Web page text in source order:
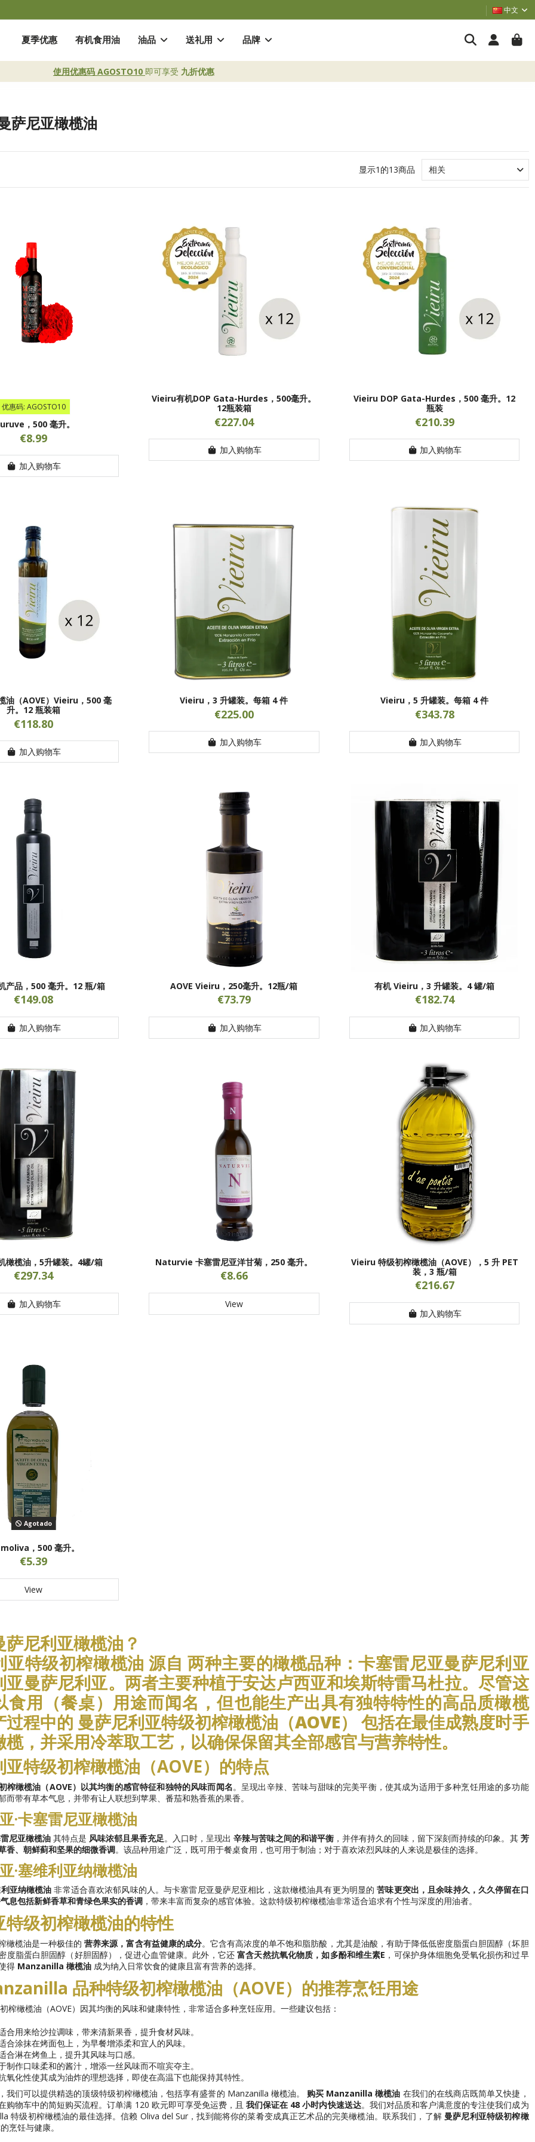
中文
夏季优惠 有机食用油 油品 送礼用 品牌
使用优惠码 AGOSTO10 即可享受 九折优惠
萨尼亚橄榄油
显示1的13商品
优惠码: AGOSTO10
，500 毫升。
€8.99
加入购物车
Vieiru有机DOP Gata-Hurdes，500毫升。
12瓶装箱
€227.04
加入购物车
Vieiru DOP Gata-Hurdes，500 毫升。12
瓶装
€210.39
加入购物车
油（AOVE）Vieiru，500 毫
升。12 瓶装箱
€118.80
加入购物车
Vieiru，3 升罐装。每箱 4 件
€225.00
加入购物车
Vieiru，5 升罐装。每箱 4 件
€343.78
加入购物车
产品，500 毫升。12 瓶/箱
€149.08
加入购物车
AOVE Vieiru，250毫升。12瓶/箱
€73.79
加入购物车
有机 Vieiru，3 升罐装。4 罐/箱
€182.74
加入购物车
橄榄油，5升罐装。4罐/箱
€297.34
加入购物车
Naturvie 卡塞雷尼亚洋甘菊，250 毫升。
€8.66
View
Vieiru 特级初榨橄榄油（AOVE），5 升 PET
装，3 瓶/箱
€216.67
加入购物车
Agotado
，500 毫升。
€5.39
View
尼利亚橄榄油？
亚特级初榨橄榄油 源自两种主要的橄榄品种：卡塞雷尼亚曼萨尼利亚
亚曼萨尼利亚。两者主要种植于安达卢西亚和埃斯特雷马杜拉。尽管这
食用（餐桌）用途而闻名，但也能生产出具有独特特性的高品质橄榄
过程中的 曼萨尼利亚特级初榨橄榄油（AOVE）
包括在最佳成熟度时手
，并采用冷萃取工艺，以确保保留其全部感官与营养特性。
亚特级初榨橄榄油（AOVE）的特点
榨橄榄油（AOVE）以其均衡的感官特征和独特的风味而闻名。呈现出辛辣、苦味与甜味的完美平衡，使其成为适用于多种烹饪用途的多功能
而带有草本气息，并带有让人联想到苹果、番茄和熟香蕉的果香。
·卡塞雷尼亚橄榄油
尼亚橄榄油其特点是 风味浓郁且果香充足。入口时，呈现出辛辣与苦味之间的和谐平衡 ，并伴有持久的回味，留下深刻而持续的印象。其 芳
香、朝鲜蓟和坚果的细微香调。该品种用途广泛，既可用于餐桌食用，也可用于制油；对于喜欢浓烈风味的人来说是极佳的选择。
·塞维利亚纳橄榄油
亚纳橄榄油 非常适合喜欢浓郁风味的人。与卡塞雷尼亚曼萨尼亚相比，这款橄榄油具有更为明显的苦味更突出，且余味持久，久久停留在口
息包括新鲜香草和青绿色果实的香调，带来丰富而复杂的感官体验。这款特级初榨橄榄油非常适合追求有个性与深度的用油者。
特级初榨橄榄油的特性
橄榄油是一种极佳的营养来源，富含有益健康的成分。它含有高浓度的单不饱和脂肪酸，尤其是油酸，有助于降低低密度脂蛋白胆固醇（坏胆
度脂蛋白胆固醇（好胆固醇），促进心血管健康。此外，它还富含天然抗氧化物质，如多酚和维生素E ，可保护身体细胞免受氧化损伤和过早
得 Manzanilla 橄榄油成为纳入日常饮食的健康且富有营养的选择。
品种特级初榨橄榄油（AOVE）的推荐烹饪用途
榨橄榄油（AOVE）因其均衡的风味和健康特性，非常适合多种烹饪应用。一些建议包括：
合用来给沙拉调味，带来清新果香，提升食材风味。
合涂抹在烤面包上，为早餐增添柔和宜人的风味。
合淋在烤鱼上，提升其风味与口感。
制作口味柔和的酱汁，增添一丝风味而不喧宾夺主。
氧化性使其成为油炸的理想选择，即使在高温下也能保持其特性。
我们可以提供精选的顶级特级初榨橄榄油，包括享有盛誉的 Manzanilla 橄榄油。 购买 Manzanilla 橄榄油 在我们的在线商店既简单又快捷，
购物车中的简短购买流程。订单满 120 欧元即可享受免运费，且我们保证在 48 小时内快速送达。我们对品质和客户满意度的专注使我们成为
特级初榨橄榄油的最佳选择。信赖 Oliva del Sur，找到能将你的菜肴变成真正艺术品的完美橄榄油。联系我们，了解 曼萨尼利亚特级初榨橄
烹饪与健康。